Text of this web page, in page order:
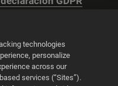
cookies
technologies
personalize
across our
services (“Sites”).